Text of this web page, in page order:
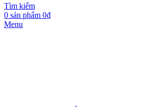
Tìm kiếm
0 sản phẩm 0₫
Menu